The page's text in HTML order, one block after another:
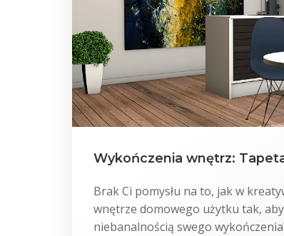
Wykończenia wnętrz:
Brak Ci pomysłu na to, jak w
wnętrze domowego użytku tak,
niebanalnością swego